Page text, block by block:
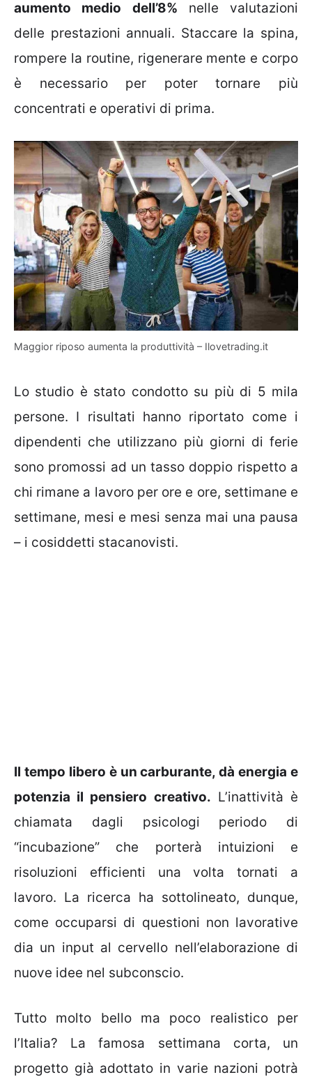
aumento medio dell’8% nelle valutazioni
delle prestazioni annuali. Staccare la spina,
rompere la routine, rigenerare mente e corpo
è necessario per poter tornare più
concentrati e operativi di prima.
Maggior riposo aumenta la produttività – Ilovetrading.it
Lo studio è stato condotto su più di 5 mila
persone. I risultati hanno riportato come i
dipendenti che utilizzano più giorni di ferie
sono promossi ad un tasso doppio rispetto a
chi rimane a lavoro per ore e ore, settimane e
settimane, mesi e mesi senza mai una pausa
– i cosiddetti stacanovisti.
Il tempo libero è un carburante, dà energia e
potenzia il pensiero creativo. L’inattività è
chiamata dagli psicologi periodo di
“incubazione” che porterà intuizioni e
risoluzioni efficienti una volta tornati a
lavoro. La ricerca ha sottolineato, dunque,
come occuparsi di questioni non lavorative
dia un input al cervello nell’elaborazione di
nuove idee nel subconscio.
Tutto molto bello ma poco realistico per
l’Italia? La famosa settimana corta, un
progetto già adottato in varie nazioni potrà